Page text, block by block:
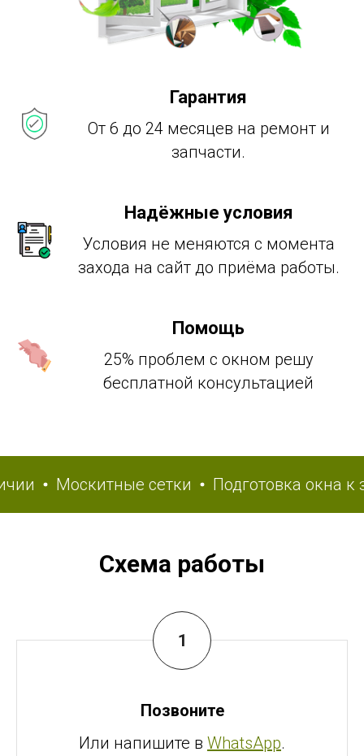
Гарантия
От 6 до 24 месяцев на ремонт и
запчасти.
Надёжные условия
Условия не меняются с момента
захода на сайт до приёма работы.
Помощь
25% проблем с окном решу
бесплатной консультацией
Москитные сетки Подготовка окна к
Схема работы
Позвоните
Или напишите в WhatsApp.